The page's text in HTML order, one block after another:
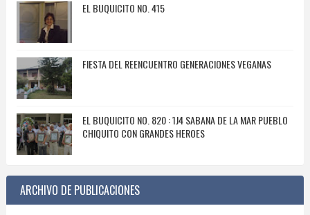
EL BUQUICITO NO. 415
FIESTA DEL REENCUENTRO GENERACIONES VEGANAS
EL BUQUICITO NO. 820 : 1J4 SABANA DE LA MAR PUEBLO
CHIQUITO CON GRANDES HEROES
ARCHIVO DE PUBLICACIONES